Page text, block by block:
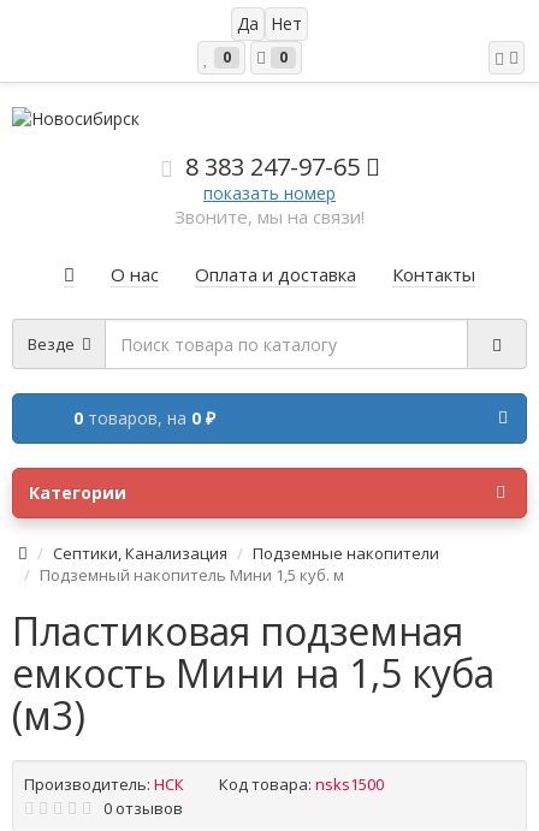
0 0
8 383 247-97-65
показать номер
Звоните, мы на связи!
О нас Оплата и доставка Контакты
Везде
0 товаров, на 0 ₽
Категории
Септики, Канализация
Подземные накопители
Подземный накопитель Мини 1,5 куб. м
Пластиковая подземная
емкость Мини на 1,5 куба
(м3)
Производитель: НСК Код товара: nsks1500
0 отзывов